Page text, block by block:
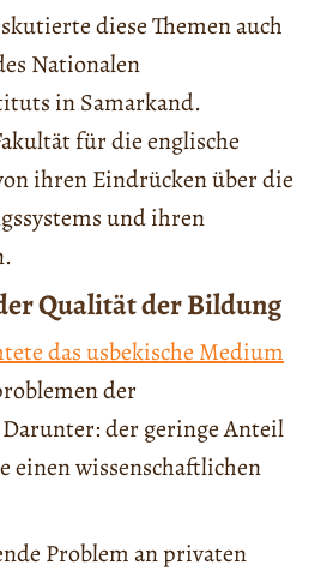
diese Themen auch
Nationalen
in Samarkand.
für die englische
ihren Eindrücken über die
und ihren
Qualität der Bildung
das usbekische Medium
der
der geringe Anteil
einen wissenschaftlichen
Problem an privaten